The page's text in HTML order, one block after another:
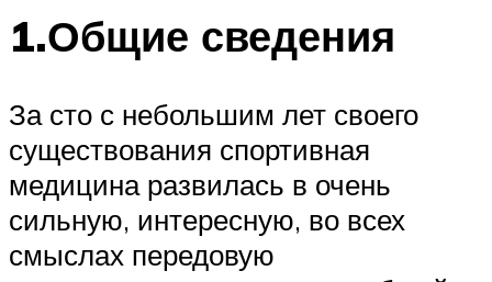
1.Общие сведения
За сто с небольшим лет своего
существования спортивная
медицина развилась в очень
сильную, интересную, во всех
смыслах передовую